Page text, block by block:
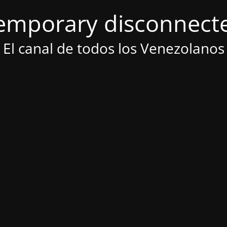
El canal de todos los Venezolanos